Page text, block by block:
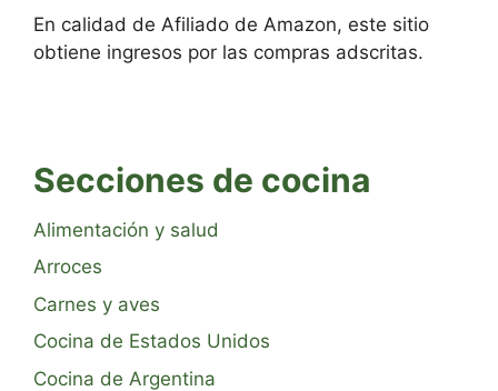
En calidad de Afiliado de Amazon, este sitio
obtiene ingresos por las compras adscritas.
Secciones de cocina
Alimentación y salud
Arroces
Carnes y aves
Cocina de Estados Unidos
Cocina de Argentina